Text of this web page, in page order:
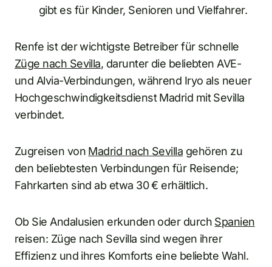
gibt es für Kinder, Senioren und Vielfahrer.
Renfe ist der wichtigste Betreiber für schnelle
Züge nach Sevilla, darunter die beliebten AVE-
und Alvia-Verbindungen, während Iryo als neuer
Hochgeschwindigkeitsdienst Madrid mit Sevilla
verbindet.
Zugreisen von Madrid nach Sevilla gehören zu
den beliebtesten Verbindungen für Reisende;
Fahrkarten sind ab etwa 30 € erhältlich.
Ob Sie Andalusien erkunden oder durch Spanien
reisen: Züge nach Sevilla sind wegen ihrer
Effizienz und ihres Komforts eine beliebte Wahl.